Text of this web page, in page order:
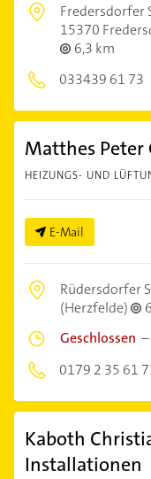
Fredersdorfer
15370
6,3 km
033439 61 73
Matthes Peter
HEIZUNGS- UND
E-Mail
Rüdersdorfer
(Herzfelde)
Geschlossen –
0179 2 35 61
Kaboth
Installationen